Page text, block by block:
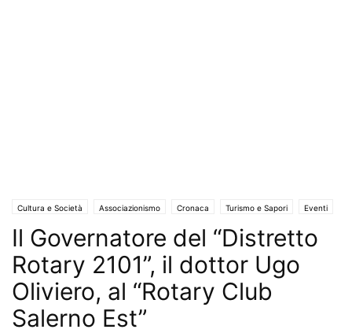
Cultura e Società Associazionismo Cronaca Turismo e Sapori Eventi
Eventi e Manifestazioni Guerra in Ucraina Solo Annunci
Il Governatore del “Distretto
Rotary 2101”, il dottor Ugo
Oliviero, al “Rotary Club
Salerno Est”